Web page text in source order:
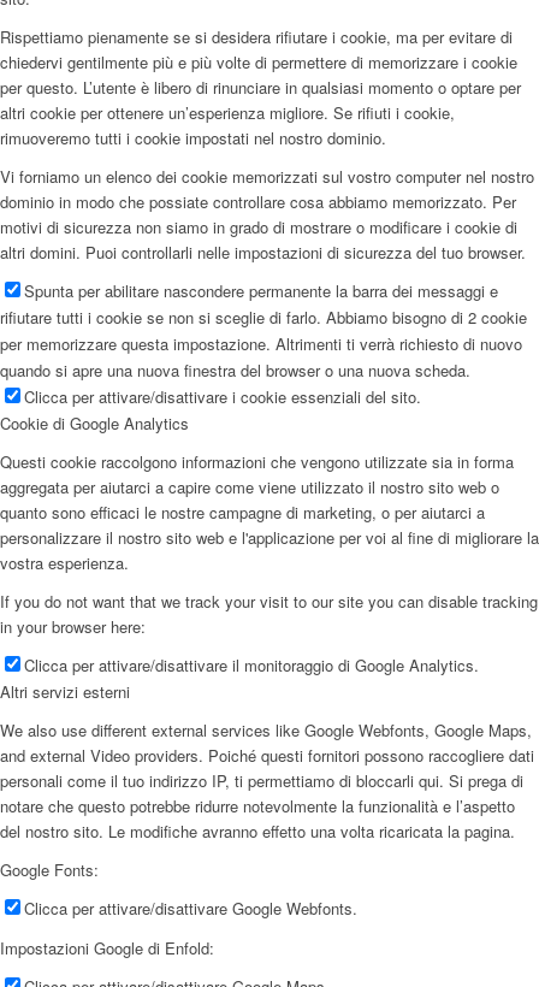
Rispettiamo pienamente se si desidera rifiutare i cookie, ma per evitare di
chiedervi gentilmente più e più volte di permettere di memorizzare i cookie
per questo. L’utente è libero di rinunciare in qualsiasi momento o optare per
altri cookie per ottenere un’esperienza migliore. Se rifiuti i cookie,
rimuoveremo tutti i cookie impostati nel nostro dominio.
Vi forniamo un elenco dei cookie memorizzati sul vostro computer nel nostro
dominio in modo che possiate controllare cosa abbiamo memorizzato. Per
motivi di sicurezza non siamo in grado di mostrare o modificare i cookie di
altri domini. Puoi controllarli nelle impostazioni di sicurezza del tuo browser.
Spunta per abilitare nascondere permanente la barra dei messaggi e
rifiutare tutti i cookie se non si sceglie di farlo. Abbiamo bisogno di 2 cookie
per memorizzare questa impostazione. Altrimenti ti verrà richiesto di nuovo
quando si apre una nuova finestra del browser o una nuova scheda.
Clicca per attivare/disattivare i cookie essenziali del sito.
Cookie di Google Analytics
Questi cookie raccolgono informazioni che vengono utilizzate sia in forma
aggregata per aiutarci a capire come viene utilizzato il nostro sito web o
quanto sono efficaci le nostre campagne di marketing, o per aiutarci a
personalizzare il nostro sito web e l'applicazione per voi al fine di migliorare la
vostra esperienza.
If you do not want that we track your visit to our site you can disable tracking
in your browser here:
Clicca per attivare/disattivare il monitoraggio di Google Analytics.
Altri servizi esterni
We also use different external services like Google Webfonts, Google Maps,
and external Video providers. Poiché questi fornitori possono raccogliere dati
personali come il tuo indirizzo IP, ti permettiamo di bloccarli qui. Si prega di
notare che questo potrebbe ridurre notevolmente la funzionalità e l’aspetto
del nostro sito. Le modifiche avranno effetto una volta ricaricata la pagina.
Google Fonts:
Clicca per attivare/disattivare Google Webfonts.
Impostazioni Google di Enfold: